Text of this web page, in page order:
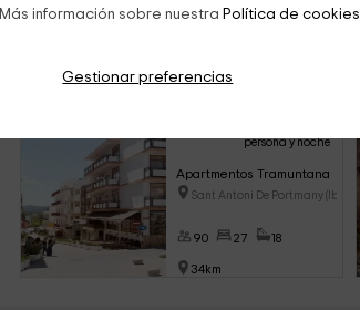
Más información sobre nuestra Política de cookies.
Gestionar preferencias
Otras opciones cerca de Formentera
persona y noche
Apartmentos Tramuntana
Sant Antoni De Portmany (Ibiza
90 27 18
34km